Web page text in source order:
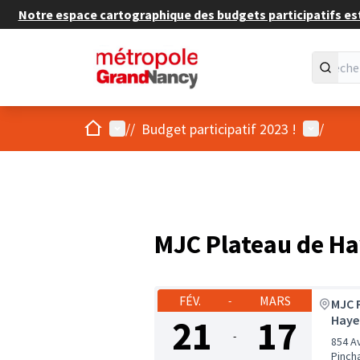
Notre espace cartographique des budgets participatifs
AccueilMenu principal
// Budget participatif 2023 ! Menu
/
MJC Plateau de
FÉV. - MARS
21 - 17
MJC
Haye
854